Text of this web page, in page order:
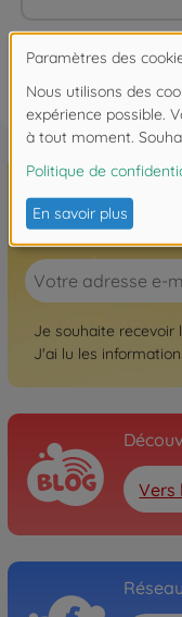
FAQ
Inscrivez-vous à la
Je souhaite recevoir
J'ai lu les
Vers